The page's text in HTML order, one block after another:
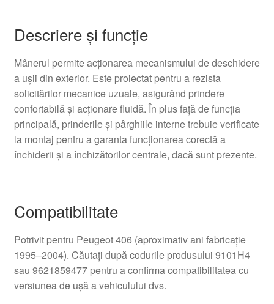
Descriere și funcție
Mânerul permite acționarea mecanismului de deschidere
a ușii din exterior. Este proiectat pentru a rezista
solicitărilor mecanice uzuale, asigurând prindere
confortabilă și acționare fluidă. În plus față de funcția
principală, prinderile și pârghiile interne trebuie verificate
la montaj pentru a garanta funcționarea corectă a
închiderii și a închizătorilor centrale, dacă sunt prezente.
Compatibilitate
Potrivit pentru Peugeot 406 (aproximativ ani fabricație
1995–2004). Căutați după codurile produsului 9101H4
sau 9621859477 pentru a confirma compatibilitatea cu
versiunea de ușă a vehiculului dvs.